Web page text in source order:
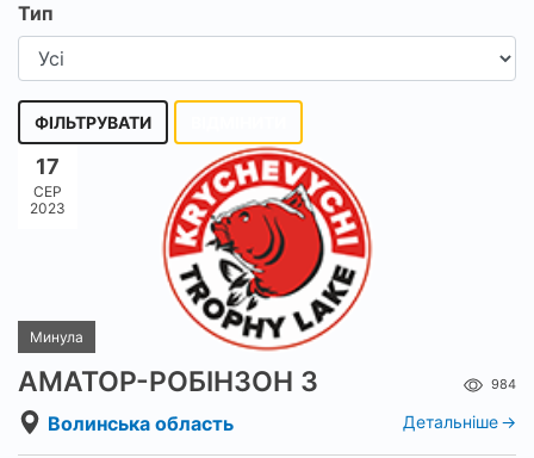
17
СЕР
2023
Минула
АМАТОР-РОБІНЗОН 3 984
Волинська область Детальніше
Тип
ФІЛЬТРУВАТИ